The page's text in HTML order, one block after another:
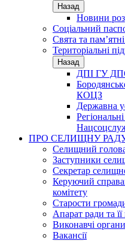
Назад
Новини
Соціальний
Свята та
Територіальні
Назад
ДПІ ГУ ДПС
КОЦЗ
Державна
ПРО СЕЛИЩНУ
Селищний
Заступники
Секретар
Керуючий
комітету
Старости
Апарат ради та
Виконавчі органи
Вакансії